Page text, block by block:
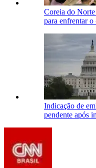
Coreia do
para enfrentar o
Indicação de
pendente após